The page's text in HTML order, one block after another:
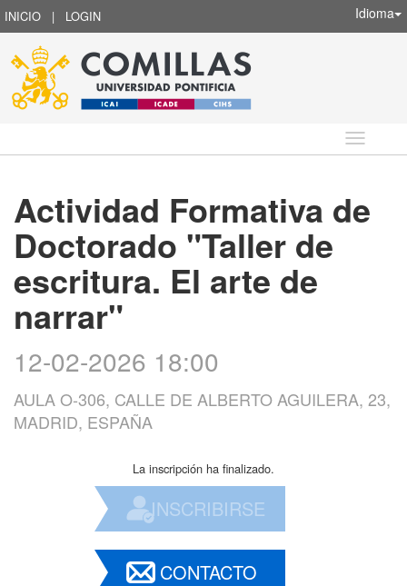
INICIO | LOGIN Idioma
Idioma
Actividad Formativa de
Doctorado "Taller de
escritura. El arte de
narrar"
12-02-2026 18:00
AULA O-306, CALLE DE ALBERTO AGUILERA, 23,
MADRID, ESPAÑA
La inscripción ha finalizado.
INSCRIBIRSE
CONTACTO